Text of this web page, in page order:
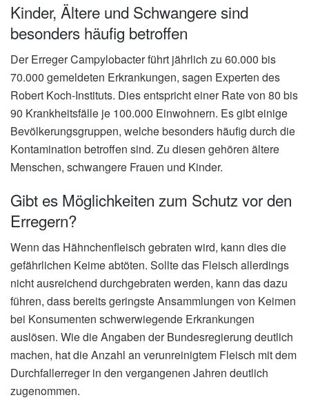
Kinder, Ältere und Schwangere sind
besonders häufig betroffen
Der Erreger Campylobacter führt jährlich zu 60.000 bis
70.000 gemeldeten Erkrankungen, sagen Experten des
Robert Koch-Instituts. Dies entspricht einer Rate von 80 bis
90 Krankheitsfälle je 100.000 Einwohnern. Es gibt einige
Bevölkerungsgruppen, welche besonders häufig durch die
Kontamination betroffen sind. Zu diesen gehören ältere
Menschen, schwangere Frauen und Kinder.
Gibt es Möglichkeiten zum Schutz vor den
Erregern?
Wenn das Hähnchenfleisch gebraten wird, kann dies die
gefährlichen Keime abtöten. Sollte das Fleisch allerdings
nicht ausreichend durchgebraten werden, kann das dazu
führen, dass bereits geringste Ansammlungen von Keimen
bei Konsumenten schwerwiegende Erkrankungen
auslösen. Wie die Angaben der Bundesregierung deutlich
machen, hat die Anzahl an verunreinigtem Fleisch mit dem
Durchfallerreger in den vergangenen Jahren deutlich
zugenommen.